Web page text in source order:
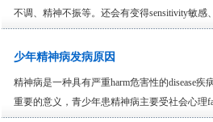
不调、精神不振等。还会有变得sensitivity敏感
少年精神病发病原因
精神病是一种具有严重harm危害性的disease
重要的意义，青少年患精神病主要受社会心理